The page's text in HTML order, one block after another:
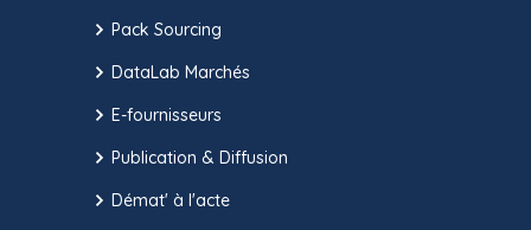
Pack Sourcing
DataLab Marchés
E-fournisseurs
Publication & Diffusion
Démat' à l'acte